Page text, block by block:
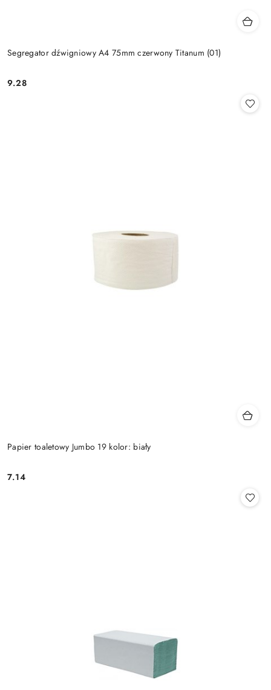
Segregator dźwigniowy A4 75mm czerwony Titanum (01)
Cena:
9.28
Papier toaletowy Jumbo 19 kolor: biały
Cena:
7.14